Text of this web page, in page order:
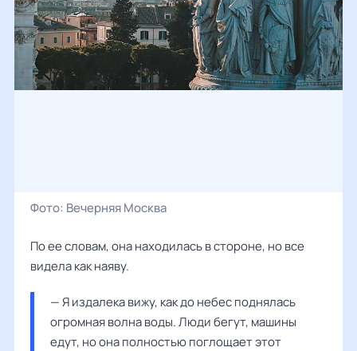
Фото: Вечерняя Москва
По ее словам, она находилась в стороне, но все
видела как наяву.
— Я издалека вижу, как до небес поднялась
огромная волна воды. Люди бегут, машины
едут, но она полностью поглощает этот